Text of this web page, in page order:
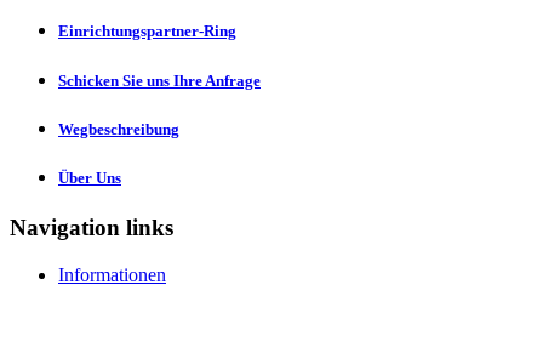
Einrichtungspartner-Ring
Schicken Sie uns Ihre Anfrage
Wegbeschreibung
Über Uns
Navigation links
Informationen